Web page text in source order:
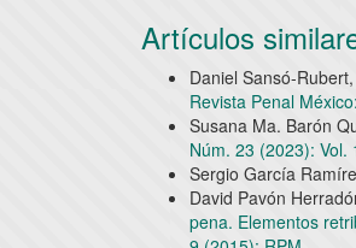
Artículos
Daniel Sansó-Rubert,
Revista Penal
Susana Ma. Barón
Núm. 23 (2023): Vol.
Sergio García
David Pavón
pena. Elementos